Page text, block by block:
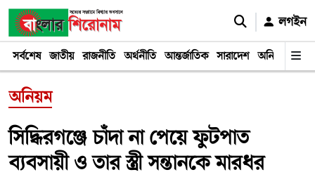
লগইন
সর্বশেষ জাতীয় রাজনীতি অর্থনীতি আন্তর্জাতিক সারাদেশ অনিয়ম
অনিয়ম
সিদ্ধিরগঞ্জে চাঁদা না পেয়ে ফুটপাত
ব্যবসায়ী ও তার স্ত্রী সন্তানকে মারধর